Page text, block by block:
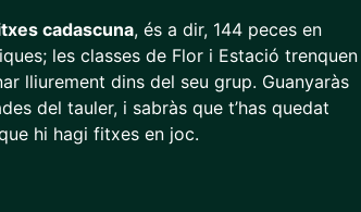
cadascuna, és a dir, 144 peces en
les classes de Flor i Estació trenquen
lliurement dins del seu grup. Guanyaràs
del tauler, i sabràs que t’has quedat
hi hagi fitxes en joc.